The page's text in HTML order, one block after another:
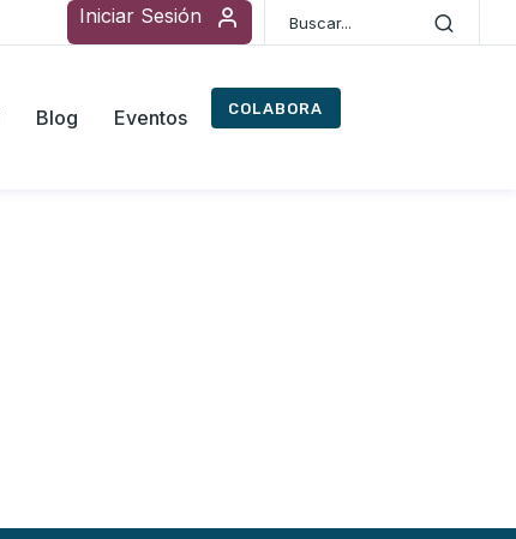
Iniciar Sesión
Blog Eventos COLABORA